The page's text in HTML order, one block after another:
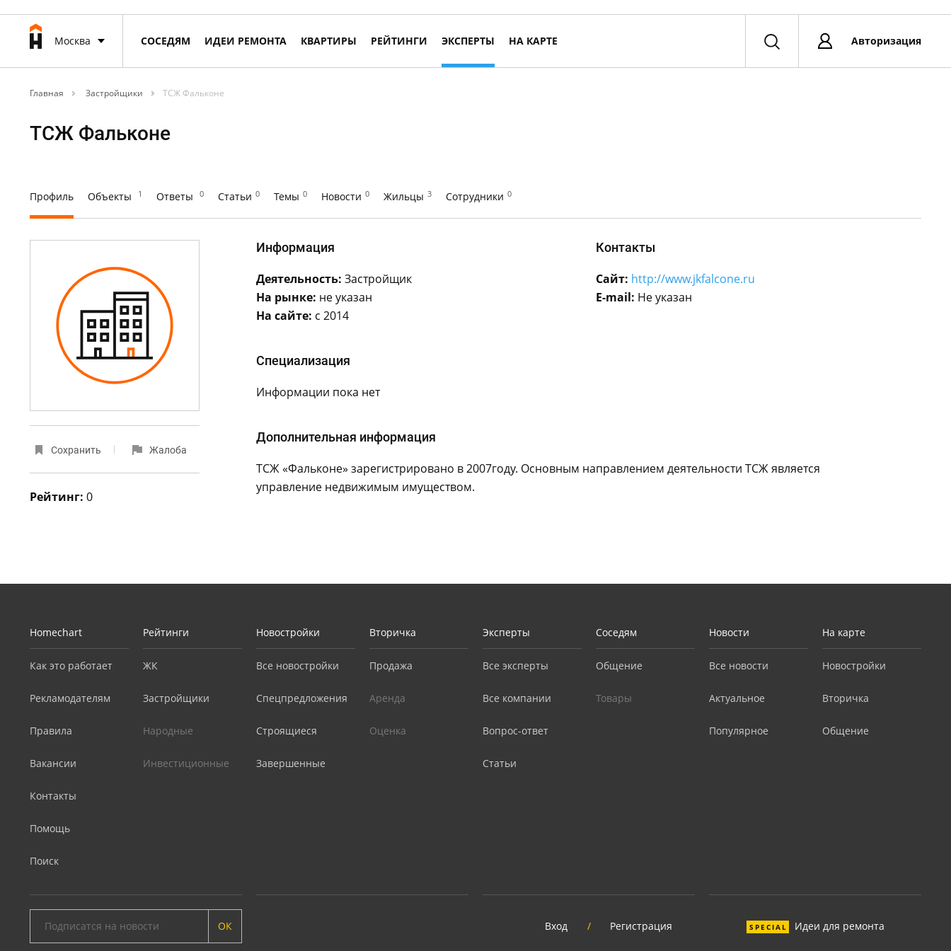
Москва СОСЕДЯМ ИДЕИ РЕМОНТА КВАРТИРЫ РЕЙТИНГИ ЭКСПЕРТЫ НА КАРТЕ Авторизация
Главная Застройщики ТСЖ Фальконе
ТСЖ Фальконе
Профиль Объекты 1 Ответы 0 Статьи 0 Темы 0 Новости 0 Жильцы 3 Сотрудники 0
Сохранить Жалоба
Рейтинг: 0
Информация
Деятельность: Застройщик
На рынке: не указан
На сайте: с 2014
Контакты
Сайт: http://www.jkfalcone.ru
E-mail: Не указан
Специализация
Информации пока нет
Дополнительная информация
ТСЖ «Фальконе» зарегистрировано в 2007году. Основным направлением деятельности ТСЖ является
управление недвижимым имуществом.
Homechart
Как это работает
Рекламодателям
Правила
Вакансии
Контакты
Помощь
Поиск
Рейтинги
ЖК
Застройщики
Народные
Инвестиционные
Новостройки
Все новостройки
Спецпредложения
Строящиеся
Завершенные
Вторичка
Продажа
Аренда
Оценка
Эксперты
Все эксперты
Все компании
Вопрос-ответ
Статьи
Соседям
Общение
Товары
Новости
Все новости
Актуальное
Популярное
На карте
Новостройки
Вторичка
Общение
ОК Вход / Регистрация SPECIAL Идеи для ремонта